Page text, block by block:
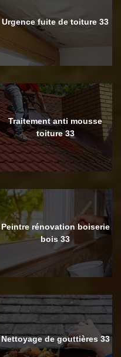
Urgence fuite de toiture 33
Traitement anti mousse
toiture 33
Peintre rénovation boiserie
bois 33
Nettoyage de gouttières 33